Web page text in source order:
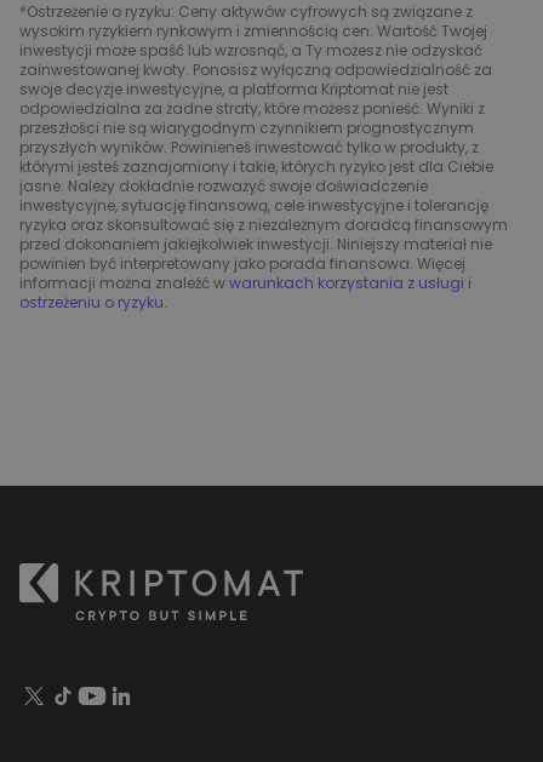
*Ostrzeżenie o ryzyku: Ceny aktywów cyfrowych są związane z
wysokim ryzykiem rynkowym i zmiennością cen. Wartość Twojej
inwestycji może spaść lub wzrosnąć, a Ty możesz nie odzyskać
zainwestowanej kwoty. Ponosisz wyłączną odpowiedzialność za
swoje decyzje inwestycyjne, a platforma Kriptomat nie jest
odpowiedzialna za żadne straty, które możesz ponieść. Wyniki z
przeszłości nie są wiarygodnym czynnikiem prognostycznym
przyszłych wyników. Powinieneś inwestować tylko w produkty, z
którymi jesteś zaznajomiony i takie, których ryzyko jest dla Ciebie
jasne. Należy dokładnie rozważyć swoje doświadczenie
inwestycyjne, sytuację finansową, cele inwestycyjne i tolerancję
ryzyka oraz skonsultować się z niezależnym doradcą finansowym
przed dokonaniem jakiejkolwiek inwestycji. Niniejszy materiał nie
powinien być interpretowany jako porada finansowa. Więcej
informacji można znaleźć wwarunkach korzystania z usługi i
ostrzeżeniu o ryzyku.